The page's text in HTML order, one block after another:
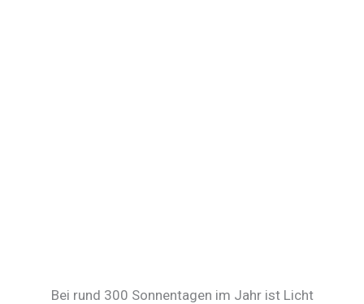
Bei rund 300 Sonnentagen im Jahr ist Licht